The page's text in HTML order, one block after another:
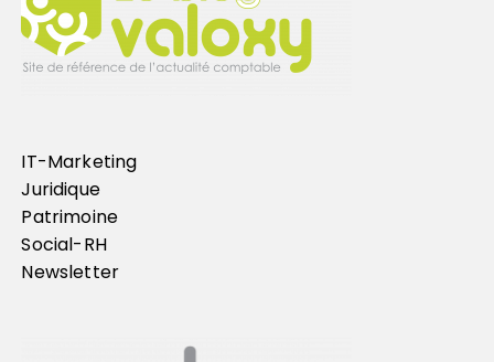
IT-Marketing
Juridique
Patrimoine
Social-RH
Newsletter